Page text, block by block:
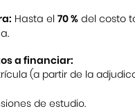
Hasta el 70 %del costo
a financiar:
(a partir de la
de estudio.